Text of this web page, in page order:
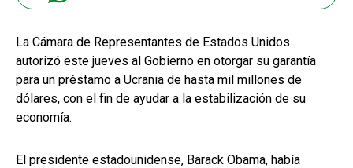
La Cámara de Representantes de Estados Unidos
autorizó este jueves al Gobierno en otorgar su garantía
para un préstamo a Ucrania de hasta mil millones de
dólares, con el fin de ayudar a la estabilización de su
economía.
El presidente estadounidense, Barack Obama, había